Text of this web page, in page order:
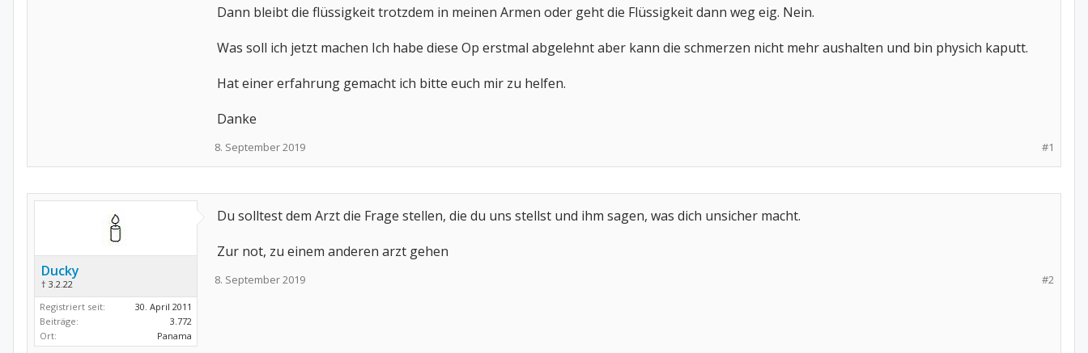
Dann bleibt die flüssigkeit trotzdem in meinen Armen oder geht die Flüssigkeit dann weg eig. Nein.
Was soll ich jetzt machen Ich habe diese Op erstmal abgelehnt aber kann die schmerzen nicht mehr aushalten und bin physich kaputt.
Hat einer erfahrung gemacht ich bitte euch mir zu helfen.
Danke
#1
8. September 2019
Ducky
† 3.2.22
Registriert seit:
30. April 2011
Beiträge:
3.772
Ort:
Panama
Du solltest dem Arzt die Frage stellen, die du uns stellst und ihm sagen, was dich unsicher macht.
Zur not, zu einem anderen arzt gehen
#2
8. September 2019